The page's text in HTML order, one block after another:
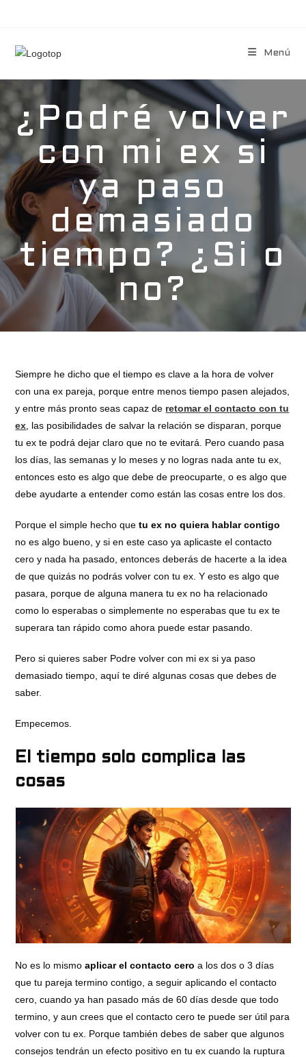
Menú
¿Podré volver
con mi ex si
ya paso
demasiado
tiempo? ¿Si o
no?
Siempre he dicho que el tiempo es clave a la hora de volver
con una ex pareja, porque entre menos tiempo pasen alejados,
y entre más pronto seas capaz de retomar el contacto con tu
ex , las posibilidades de salvar la relación se disparan, porque
tu ex te podrá dejar claro que no te evitará. Pero cuando pasa
los días, las semanas y lo meses y no logras nada ante tu ex,
entonces esto es algo que debe de preocuparte, o es algo que
debe ayudarte a entender como están las cosas entre los dos.
Porque el simple hecho quetu ex no quiera hablar contigo
no es algo bueno, y si en este caso ya aplicaste el contacto
cero y nada ha pasado, entonces deberás de hacerte a la idea
de que quizás no podrás volver con tu ex. Y esto es algo que
pasara, porque de alguna manera tu ex no ha relacionado
como lo esperabas o simplemente no esperabas que tu ex te
superara tan rápido como ahora puede estar pasando.
Pero si quieres saber Podre volver con mi ex si ya paso
demasiado tiempo, aquí te diré algunas cosas que debes de
saber.
Empecemos.
El tiempo solo complica las
cosas
No es lo mismoaplicar el contacto cero a los dos o 3 días
que tu pareja termino contigo, a seguir aplicando el contacto
cero, cuando ya han pasado más de 60 días desde que todo
termino, y aun crees que el contacto cero te puede ser útil para
volver con tu ex. Porque también debes de saber que algunos
consejos tendrán un efecto positivo en tu ex cuando la ruptura